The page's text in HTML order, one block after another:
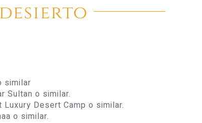
similar
Sultan o similar.
Desert Camp o similar.
o similar.